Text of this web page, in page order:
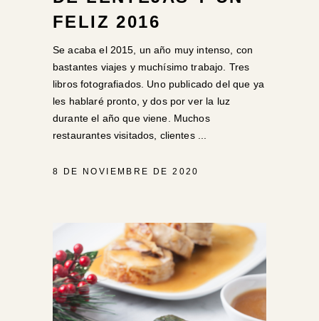
FELIZ 2016
Se acaba el 2015, un año muy intenso, con
bastantes viajes y muchísimo trabajo. Tres
libros fotografiados. Uno publicado del que ya
les hablaré pronto, y dos por ver la luz
durante el año que viene. Muchos
restaurantes visitados, clientes
8 DE NOVIEMBRE DE 2020